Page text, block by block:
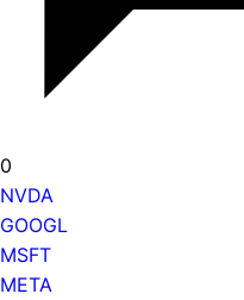
0
NVDA
GOOGL
MSFT
META